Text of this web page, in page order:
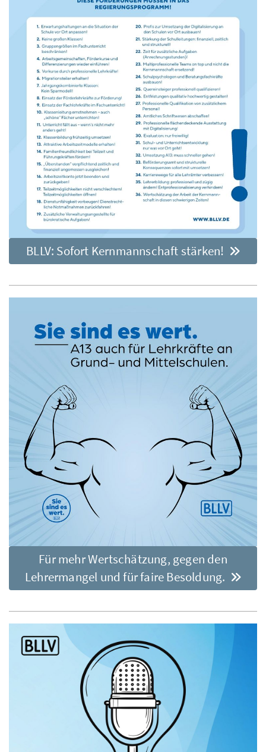
BLLV: Sofort Kernmannschaft stärken!
Für mehr Wertschätzung, gegen den
Lehrermangel und für faire Besoldung.